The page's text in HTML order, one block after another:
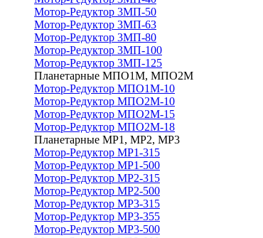
Мотор-Редуктор 3МП-50
Мотор-Редуктор 3МП-63
Мотор-Редуктор 3МП-80
Мотор-Редуктор 3МП-100
Мотор-Редуктор 3МП-125
Планетарные МПО1М, МПО2М
Мотор-Редуктор МПО1М-10
Мотор-Редуктор МПО2М-10
Мотор-Редуктор МПО2М-15
Мотор-Редуктор МПО2М-18
Планетарные МР1, МР2, МР3
Мотор-Редуктор МР1-315
Мотор-Редуктор МР1-500
Мотор-Редуктор МР2-315
Мотор-Редуктор МР2-500
Мотор-Редуктор МР3-315
Мотор-Редуктор МР3-355
Мотор-Редуктор МР3-500